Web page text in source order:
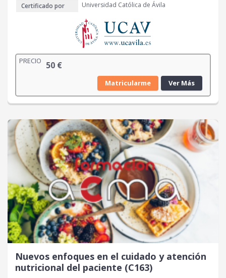
Certificado por
Universidad Católica de Ávila
PRECIO 50 €
Matricularme Ver Más
Nuevos enfoques en el cuidado y atención
nutricional del paciente (C163)